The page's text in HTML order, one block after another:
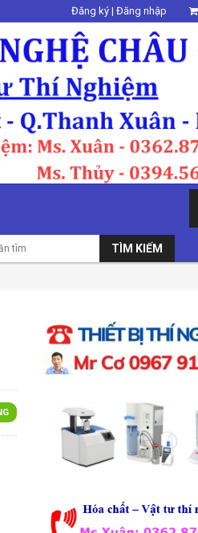
Đăng ký | Đăng nhập
TÌM KIẾM